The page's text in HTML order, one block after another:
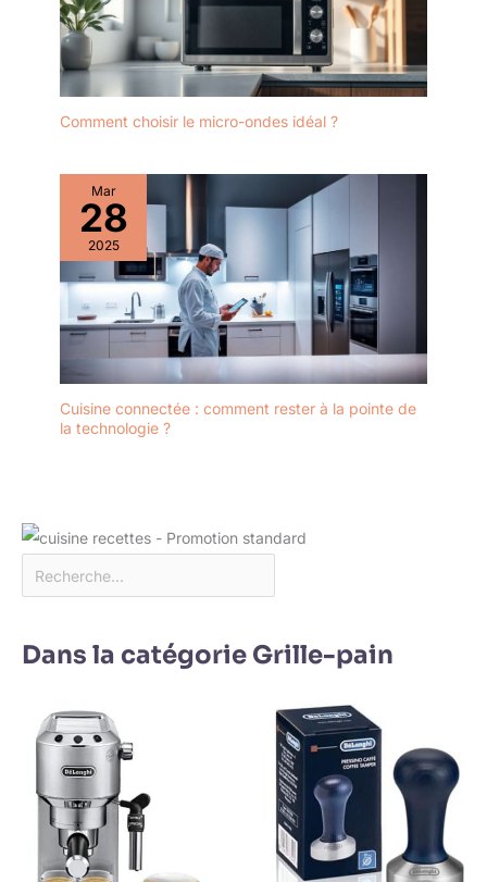
Comment choisir le micro-ondes idéal ?
Mar
28
2025
Cuisine connectée : comment rester à la pointe de
la technologie ?
Dans la catégorie Grille-pain